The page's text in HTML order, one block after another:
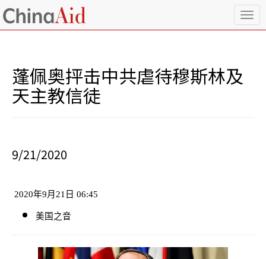
T
o
蓬佩奥抨击中共虐待穆斯林及
天主教信徒
9/21/2020
2020年9月 21 日 06:45
美国之音